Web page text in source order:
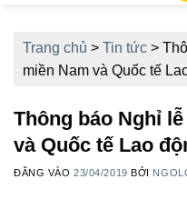
Trang chủ > Tin tức >
miền Nam và Quốc tế
Thông báo Nghỉ
và Quốc tế Lao
ĐĂNG VÀO23/04/2019 BỞI